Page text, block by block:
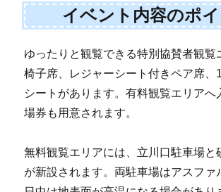
イベント内容のポ
ゆったりと観覧できる特別協賛者観覧
椅子席、レジャーシート付きペア席、
シートがあります。有料観覧エリアへ
場券も用意されます。
無料観覧エリアには、立川口駐車場と
が新設されます。両駐車場はアスファ